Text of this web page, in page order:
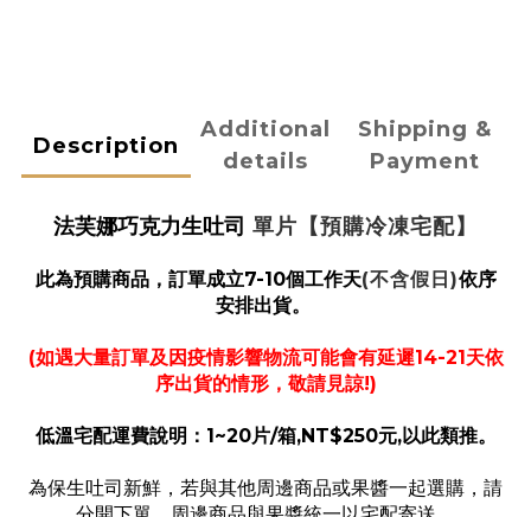
Description
Additional
details
Shipping &
Payment
法芙娜巧克力生吐司 單片 【預購冷凍宅配】
此為預購商品，訂單成立7-10個工作天(不含假日)依序
安排出貨。
(如遇大量訂單及因疫情影響物流可能會有延遲14-21天依
序出貨的情形，敬請見諒!)
低溫宅配運費說明：1~20片/箱,NT$250元,以此類推。
為保生吐司新鮮，若與其他周邊商品或果醬一起選購，請